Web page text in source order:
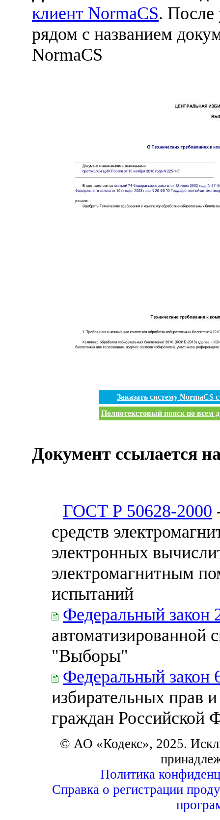
клиент NormaCS. После
рядом с названием
NormaCS
Заказать систему
Полнотекстовый поиск по всем
Документ ссылается
ГОСТ Р 50628-2000
средств
электронных
электромагнитным
испытаний
Федеральный закон
автоматизированной
"Выборы"
Федеральный закон
избирательных прав
граждан Российской
© АО «Кодекс», 2025.
Политика
Справка о регистрации